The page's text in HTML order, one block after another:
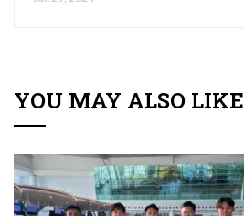
YOU MAY ALSO LIKE